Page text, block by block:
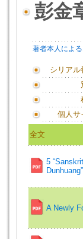
彭金
著者本人によ
シリアル
個人サ
全文
5
Dunhuang”
A Newly